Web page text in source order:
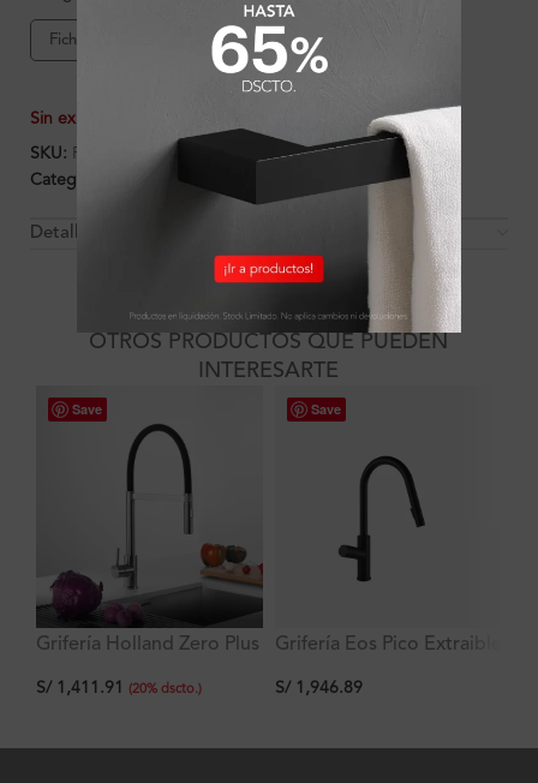
Ficha de producto
Sin existencias
SKU: FA17101
Categorías:
Lavaderos de Cocina
Detalles y Material
OTROS PRODUCTOS QUE PUEDEN
INTERESARTE
Save
Grifería Holland Zero Plus
con pico extraíble de
S/ 1,411.91 (20% dscto.)
Save
Grifería Eos Pico Extraible
Mueble
S/1,946.89